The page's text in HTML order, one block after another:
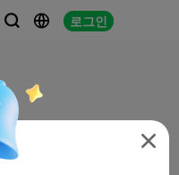
  로그인
